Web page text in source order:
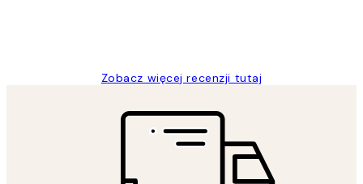
Zobacz więcej recenzji tutaj